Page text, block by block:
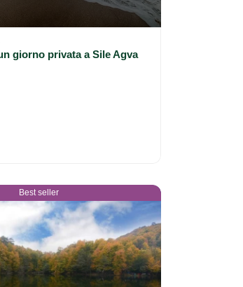
giorno privata a Sile Agva
Best seller